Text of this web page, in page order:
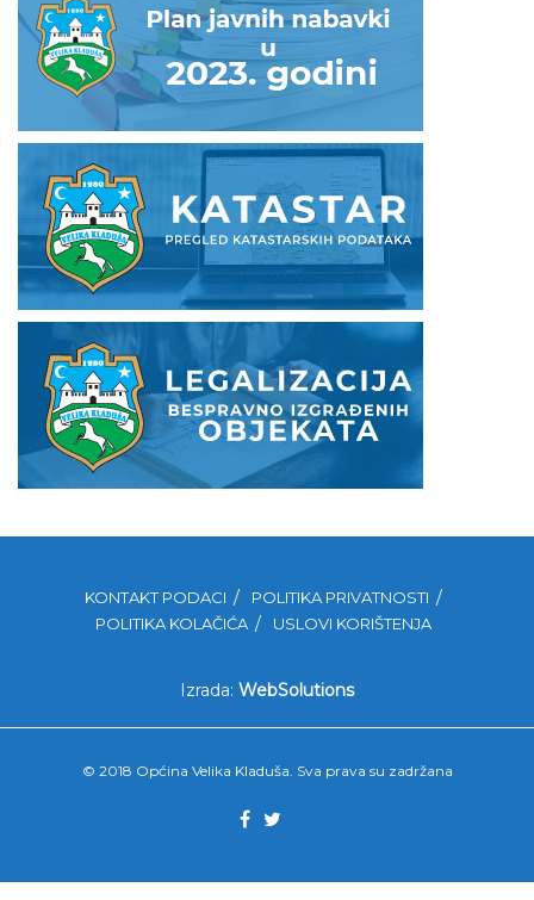
KONTAKT PODACI
POLITIKA PRIVATNOSTI
POLITIKA KOLAČIĆA
USLOVI KORIŠTENJA
Izrada: WebSolutions
© 2018 Općina Velika Kladuša. Sva prava su zadržana